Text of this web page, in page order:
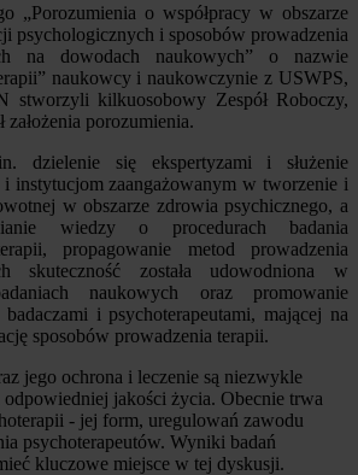
„Porozumienia o współpracy w obszarze
psychologicznych i sposobów prowadzenia
na dowodach naukowych” o nazwie
naukowcy i naukowczynie z USWPS,
kilkuosobowy Zespół Roboczy,
założenia porozumienia.
dzielenie się ekspertyzami i służenie
i instytucjom zaangażowanym w tworzenie i
w obszarze zdrowia psychicznego, a
wiedzy o procedurach badania
propagowanie metod prowadzenia
skuteczność została udowodniona w
naukowych oraz promowanie
i psychoterapeutami, mającej na
sposobów prowadzenia terapii.
jego ochrona i leczenie są niezwykle
jakości życia. Obecnie trwa
- jej form, uregulowań zawodu
psychoterapeutów. Wyniki badań
kluczowe miejsce w tej dyskusji.